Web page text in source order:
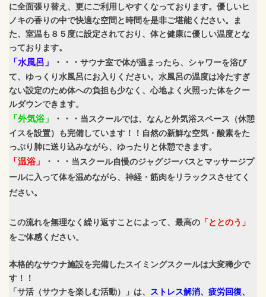
に全面張り替え、更にご利用しやすくなっております。優しいヒ
ノキの香りの中で快適な空間と時間を是非ご堪能ください。ま
た、室温も８５度に設定されており、体と健康に優しい温度とな
っております。
「水風呂」 ・・・ サウナ室で体が温まったら、シャワーを浴び
て、ゆっくり水風呂にお入りください。水風呂の温度は冷たすぎ
ない設定のため体への負担も少なく、心地よく火照った体をクー
ルダウンできます。
「外気浴」 ・・・ 当スクールでは、なんと外気浴スペース（休憩
イスを設置）も完備しています！！自然の新鮮な空気・酸素をた
っぷり肺に送り込みながら、ゆったりと休憩できます。
「温浴」 ・・・ 当スクール自慢のジャグジーバスとマッサージプ
ールに入って体を温めながら、神経・筋肉をリラックスさせてく
ださい。
この流れを無理なく繰り返すことによって、最高の 「ととのう」
をご体感ください。
本格的なサウナ施設を完備したスイミングスクールは大変稀少で
す！！
「サ活（サウナを楽しむ活動）」は、
ストレス解消、疲労回復、